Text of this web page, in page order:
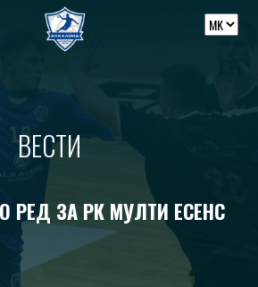
ВЕСТИ
РЕД ЗА РК МУЛТИ ЕСЕНС